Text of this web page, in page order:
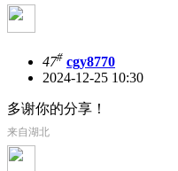
47# cgy8770
2024-12-25 10:30
多谢你的分享！
来自湖北